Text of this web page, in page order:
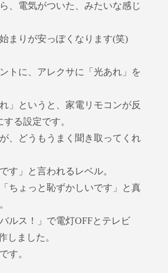
、電気がついた、みたいな感じ
まりが安っぽくなります(笑)
トに、アレクサに「光あれ」を
」というと、家電リモコンが反
る設定です。
、どうもうまく聞き取ってくれ
す」と言われるレベル。
ちょっと恥ずかしいです」と真
ルス！」で電灯OFFとテレビ
しました。
す。